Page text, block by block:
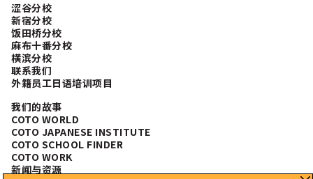
涩谷分校
新宿分校
饭田桥分校
麻布十番分校
横滨分校
联系我们
外籍员工日语培训项目
我们的故事
COTO WORLD
COTO JAPANESE INSTITUTE
COTO SCHOOL FINDER
COTO WORK
新闻与资源